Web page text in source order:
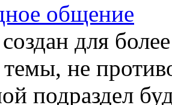
общение
создан для
не
подраздел